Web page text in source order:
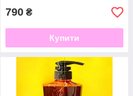
790 ₴
Купити